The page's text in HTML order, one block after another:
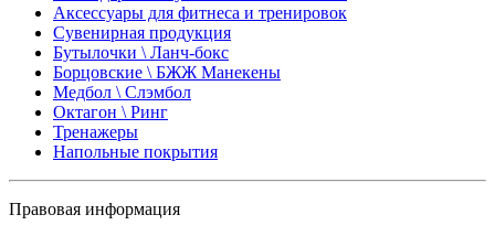
Аксессуары для фитнеса и тренировок
Сувенирная продукция
Бутылочки \ Ланч-бокс
Борцовские \ БЖЖ Манекены
Медбол \ Слэмбол
Октагон \ Ринг
Тренажеры
Напольные покрытия
Правовая информация